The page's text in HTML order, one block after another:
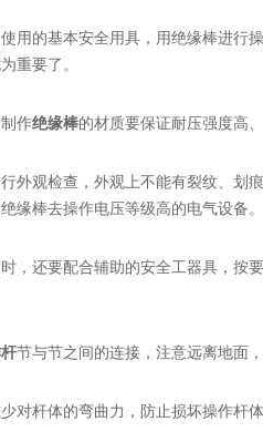
用的基本安全用具，用绝缘棒进行
重要了。
作绝缘棒的材质要保证耐压强度高
外观检查，外观上不能有裂纹、划
缘棒去操作电压等级高的电气设备。
还要配合辅助的安全工器具，按
节与节之间的连接，注意远离地面
杆体的弯曲力，防止损坏操作杆